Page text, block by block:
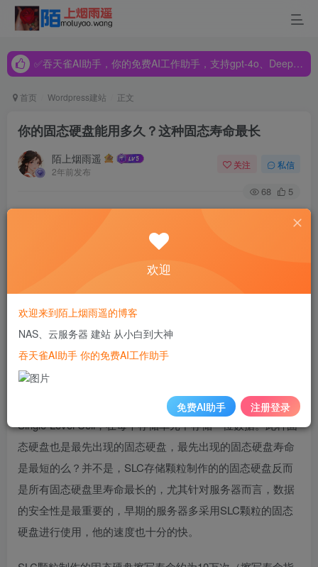
✅吞天雀AI助手，你的免费AI工作助手，支持gpt-4o、DeepSeek、Claude🔥🔥🔥🔥
✅吞天雀AI助手，你的免费AI工作助手，支持gpt-4o、DeepSeek、Claude🔥🔥🔥🔥
首页 Wordpress建站 正文
你的固态硬盘能用多久？这种固态寿命最长
陌上烟雨遥
2年前发布
关注 私信
68 5
众所周知，固态硬盘有很多种接口，也有很多种协议，比如
SATA协议 NVME协议，大家在购买固态硬盘时，都会把协
道么？一样的协议一样的速度，不同固态硬盘的寿命并不相
Single-Level Cell，在每个存储单元中存储一位数据。此种固
态硬盘也是最先出现的固态硬盘，最先出现的固态硬盘寿命
是最短的么？并不是，SLC存储颗粒制作的的固态硬盘反而
是所有固态硬盘里寿命最长的，尤其针对服务器而言，数据
的安全性是最重要的，早期的服务器多采用SLC颗粒的固态
硬盘进行使用，他的速度也十分的快。
欢迎
欢迎来到陌上烟雨遥的博客
NAS、云服务器 建站 从小白到大神
吞天雀AI助手 你的免费AI工作助手
免费AI助手 注册登录